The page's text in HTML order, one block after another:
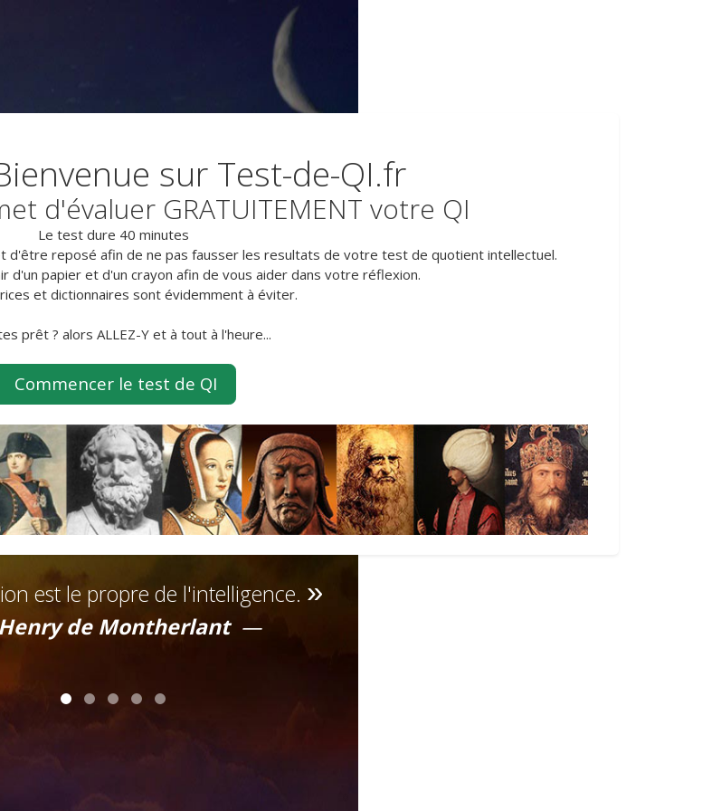
sur Test-de-QI.fr
d'évaluer GRATUITEMENT votre QI
Le test dure 40 minutes
d'être reposé afin de ne pas fausser les resultats de votre test de quotient intellectuel.
d'un papier et d'un crayon afin de vous aider dans votre réflexion.
et dictionnaires sont évidemment à éviter.
prêt ? alors ALLEZ-Y et à tout à l'heure...
Commencer le test de QI
est le propre de l'intelligence.
Henry de Montherlant